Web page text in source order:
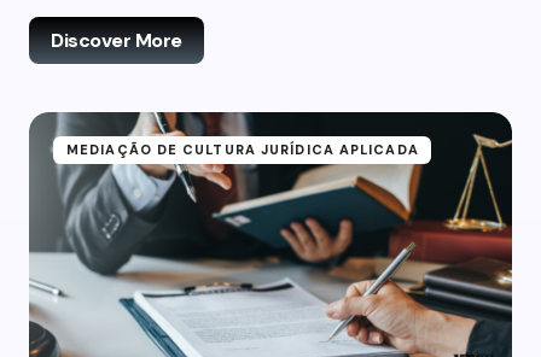
Discover More
MEDIAÇÃO DE CULTURA JURÍDICA APLICADA